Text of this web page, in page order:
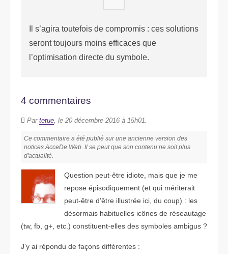
Il s’agira toutefois de compromis : ces solutions
seront toujours moins efficaces que
l’optimisation directe du symbole.
4 commentaires
Par tetue , le 20 décembre 2016 à 15h01.
Ce commentaire a été publié sur une ancienne version des
notices AcceDe Web. Il se peut que son contenu ne soit plus
d'actualité.
Question peut-être idiote, mais que je me
repose épisodiquement (et qui mériterait
peut-être d’être illustrée ici, du coup) : les
désormais habituelles icônes de réseautage
(tw, fb, g+, etc.) constituent-elles des symboles ambigus ?
J’y ai répondu de façons différentes :